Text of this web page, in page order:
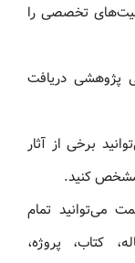
تخصصی را
پژوهشی دریافت
برخی از آثار
مشخص کنید.
می‌توانید تمام
کتاب، پروژه،